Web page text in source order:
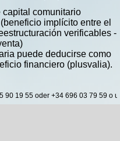
comunitario
implícito entre el
verificables -
puede deducirse como
financiero (plusvalia).
19 55 oder +34 696 03 79 59 o